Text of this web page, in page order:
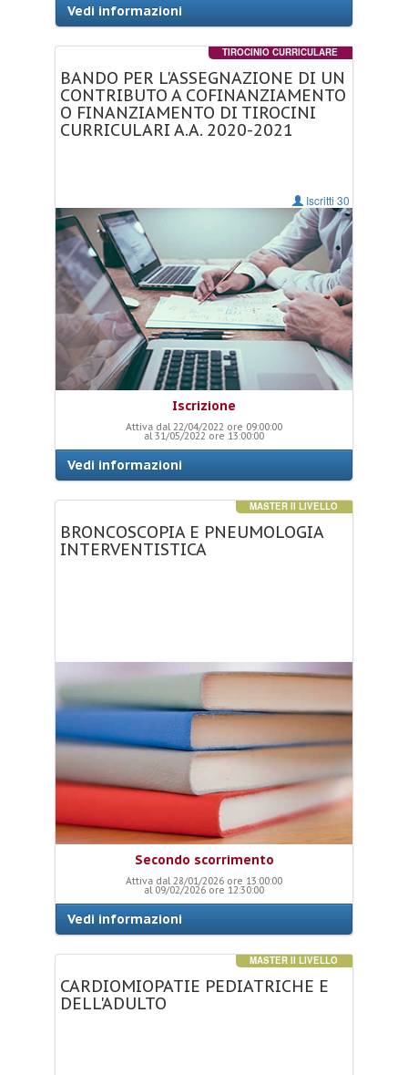
Vedi informazioni
TIROCINIO CURRICULARE
BANDO PER L'ASSEGNAZIONE DI UN
CONTRIBUTO A COFINANZIAMENTO
O FINANZIAMENTO DI TIROCINI
CURRICULARI A.A. 2020-2021
Iscritti 30
Iscrizione
Attiva dal 22/04/2022 ore 09:00:00
al 31/05/2022 ore 13:00:00
Vedi informazioni
MASTER II LIVELLO
BRONCOSCOPIA E PNEUMOLOGIA
INTERVENTISTICA
Secondo scorrimento
Attiva dal 28/01/2026 ore 13:00:00
al 09/02/2026 ore 12:30:00
Vedi informazioni
MASTER II LIVELLO
CARDIOMIOPATIE PEDIATRICHE E
DELL'ADULTO